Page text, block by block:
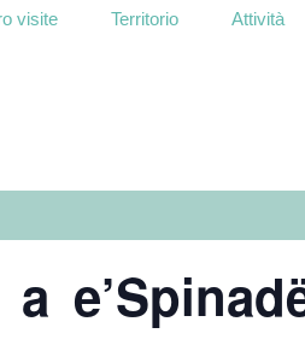
visite Territorio Attività